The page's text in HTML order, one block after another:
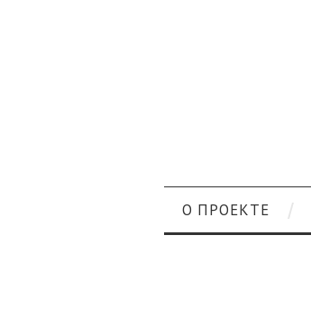
О ПРОЕКТЕ